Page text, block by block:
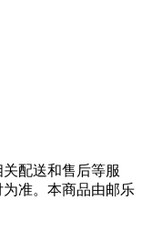
配送和售后等服
准。本商品由邮乐